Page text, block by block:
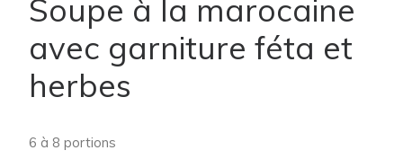
Soupe à la marocaine
avec garniture féta et
herbes
6 à 8 portions